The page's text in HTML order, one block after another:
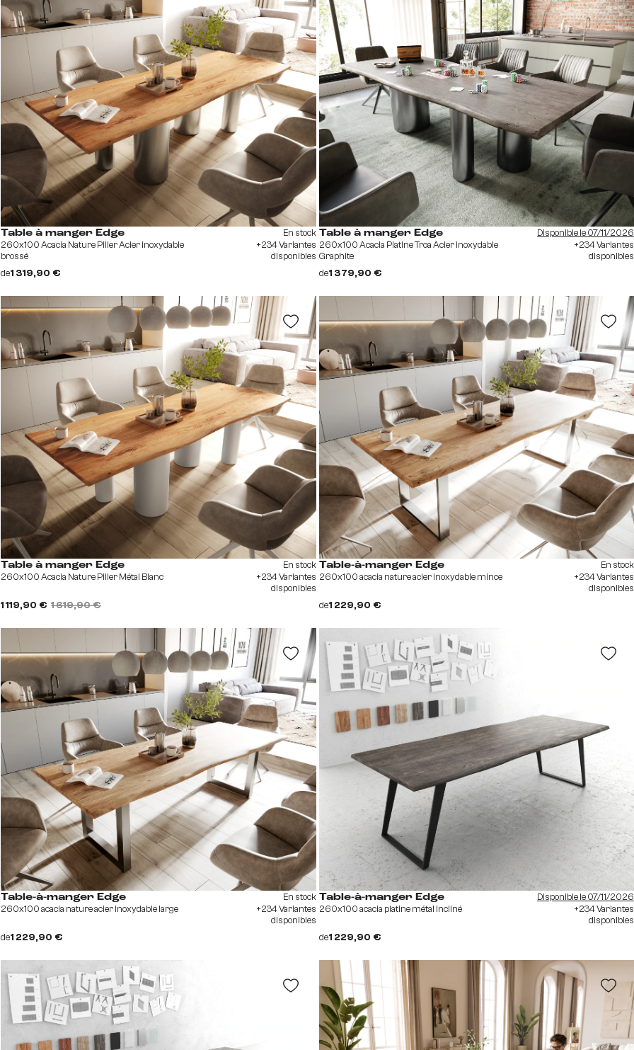
Table à manger Edge
260x100 Acacia Nature Pilier Acier inoxydable
brossé
de1 319,90 €
En stock
+234 Variantes
disponibles
Table à manger Edge
260x100 Acacia Platine Troa Acier inoxydable
Graphite
de1 379,90 €
Disponible le 07/11/2026
+234 Variantes
disponibles
Table à manger Edge
260x100 Acacia Nature Pilier Métal Blanc
1 119,90 € 1 619,90 €
En stock
+234 Variantes
disponibles
Table-à-manger Edge
260x100 acacia nature acier inoxydable mince
de1 229,90 €
En stock
+234 Variantes
disponibles
Table-à-manger Edge
260x100 acacia nature acier inoxydable large
de1 229,90 €
En stock
+234 Variantes
disponibles
Table-à-manger Edge
260x100 acacia platine métal incliné
de1 229,90 €
Disponible le 07/11/2026
+234 Variantes
disponibles